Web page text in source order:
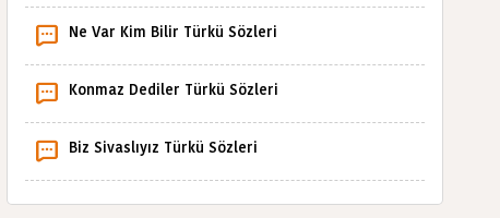
Ne Var Kim Bilir Türkü Sözleri
Konmaz Dediler Türkü Sözleri
Biz Sivaslıyız Türkü Sözleri